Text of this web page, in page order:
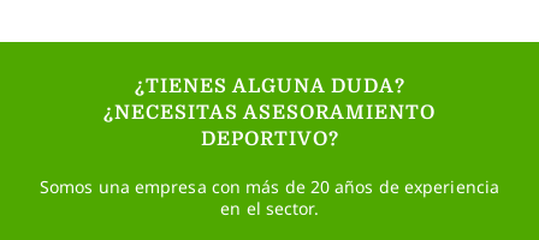
¿TIENES ALGUNA DUDA?
¿NECESITAS ASESORAMIENTO
DEPORTIVO?
Somos una empresa con más de 20 años de experiencia
en el sector.